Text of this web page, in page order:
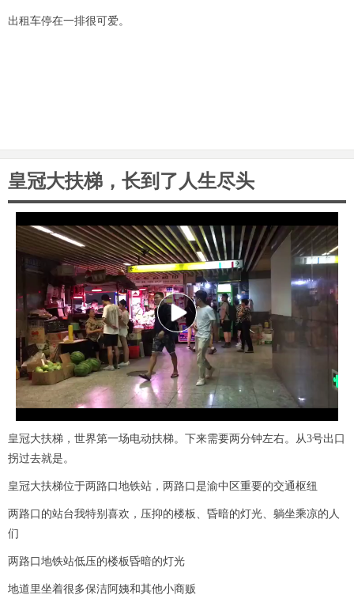
出租车停在一排很可爱。
皇冠大扶梯，长到了人生尽头
P
l
a
V
d
e
皇冠大扶梯，世界第一场电动扶梯。下来需要两分钟左右。从3号出口
拐过去就是。
皇冠大扶梯位于两路口地铁站，两路口是渝中区重要的交通枢纽
两路口的站台我特别喜欢，压抑的楼板、昏暗的灯光、躺坐乘凉的人
们
两路口地铁站低压的楼板昏暗的灯光
地道里坐着很多保洁阿姨和其他小商贩